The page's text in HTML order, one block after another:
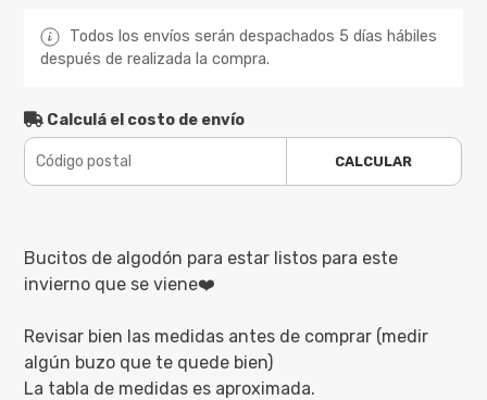
Todos los envíos serán despachados 5 días hábiles
después de realizada la compra.
Calculá el costo de envío
CALCULAR
Bucitos de algodón para estar listos para este
invierno que se viene❤️
Revisar bien las medidas antes de comprar (medir
algún buzo que te quede bien)
La tabla de medidas es aproximada.